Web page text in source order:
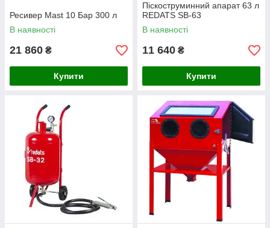
Ресивер Mast 10 Бар 300 л
В наявності
21 860 ₴
Купити
Піскоструминний апарат 63 л
REDATS SB-63
В наявності
11 640 ₴
Купити